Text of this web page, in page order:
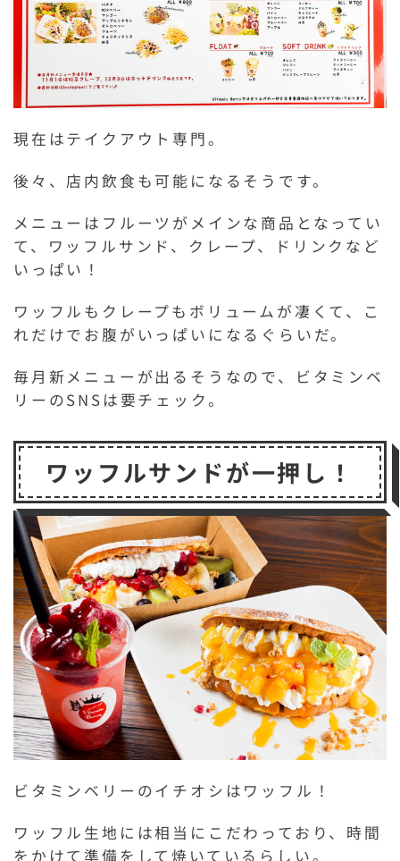
現在はテイクアウト専門。
後々、店内飲食も可能になるそうです。
メニューはフルーツがメインな商品となってい
て、ワッフルサンド、クレープ、ドリンクなど
いっぱい！
ワッフルもクレープもボリュームが凄くて、こ
れだけでお腹がいっぱいになるぐらいだ。
毎月新メニューが出るそうなので、ビタミンベ
リーのSNSは要チェック。
ワッフルサンドが一押し！
ビタミンベリーのイチオシはワッフル！
ワッフル生地には相当にこだわっており、時間
をかけて準備をして焼いているらしい。